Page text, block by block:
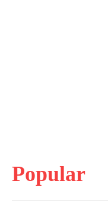
Popular